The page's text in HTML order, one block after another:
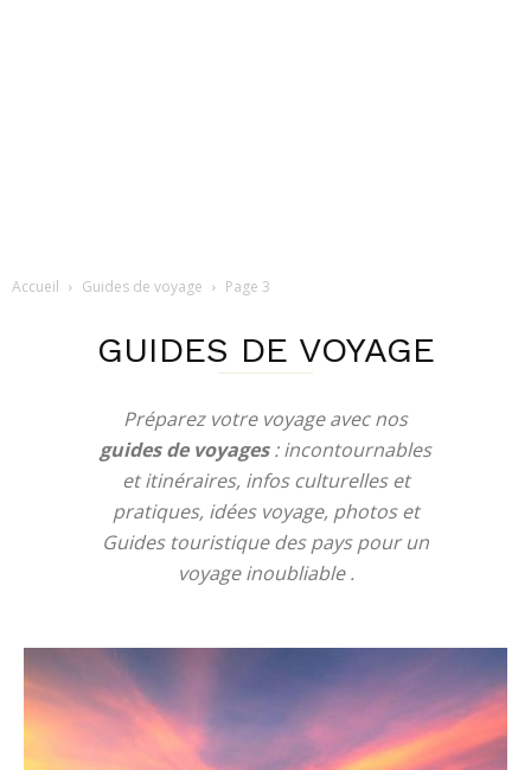
Accueil Guides de voyage Page 3
GUIDES DE VOYAGE
Préparez votre voyage avec nos
guides de voyages: incontournables
et itinéraires, infos culturelles et
pratiques, idées voyage, photos et
Guides touristique des pays pour un
voyage inoubliable.